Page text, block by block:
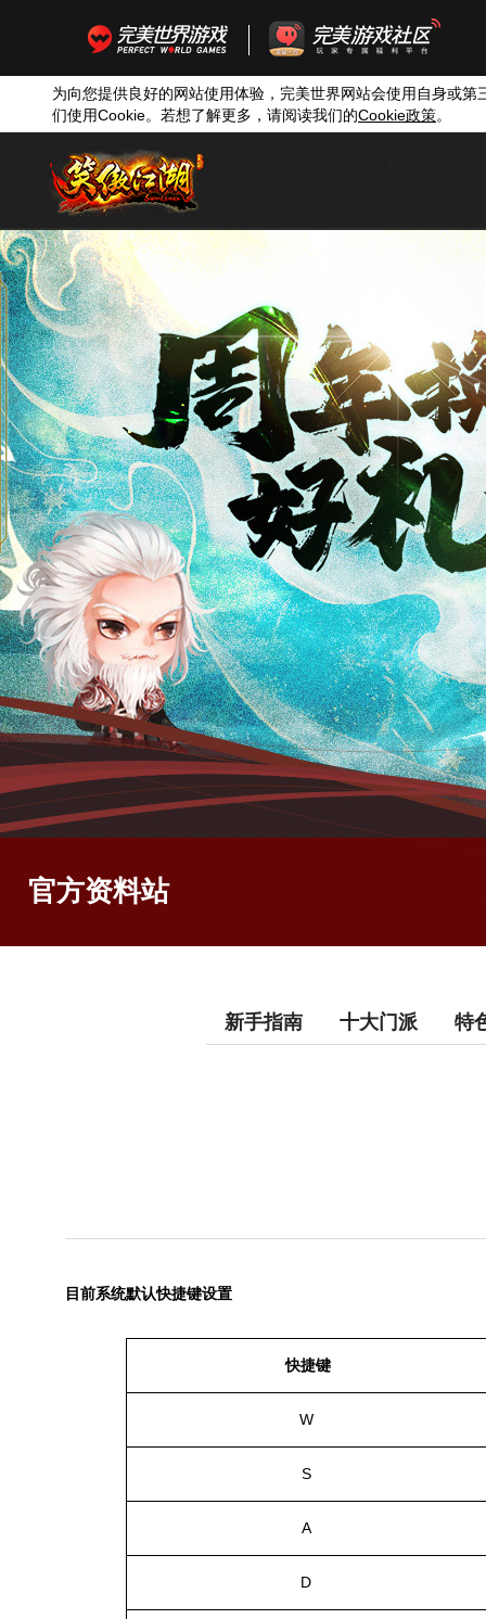
为向您提供良好的网站使用体验，完美世界网站会使用自身或第
们使用Cookie。若想了解更多，请阅读我们的Cookie政策。
官方资料站
新手指南 十大门派 特
目前系统默认快捷键设置
快捷键
W
S
A
D